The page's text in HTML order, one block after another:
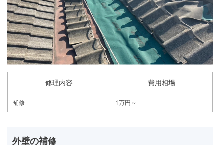
修理内容 費用相場
補修 1万円～
外壁の補修